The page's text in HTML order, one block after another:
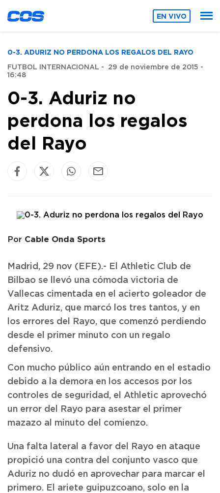
EN VIVO
0-3. ADURIZ NO PERDONA LOS REGALOS DEL RAYO
FUTBOL INTERNACIONAL - 29 de noviembre de 2015 -
16:48
0-3. Aduriz no
perdona los regalos
del Rayo
Por Cable Onda Sports
Madrid, 29 nov (EFE).- El Athletic Club de
Bilbao se llevó una cómoda victoria de
Vallecas cimentada en el acierto goleador de
Aritz Aduriz, que marcó los tres tantos, y en
los errores del Rayo, que comenzó perdiendo
desde el primer minuto con un regalo
defensivo.
Con mucho público aún entrando en el estadio
debido a la demora en los accesos por los
controles de seguridad, el Athletic aprovechó
un error del Rayo para asestar el primer
mazazo al minuto del comienzo.
Una falta lateral a favor del Rayo en ataque
propició una contra del conjunto vasco que
Aduriz no dudó en aprovechar para marcar el
primero. El ariete guipuzcoano, solo en la